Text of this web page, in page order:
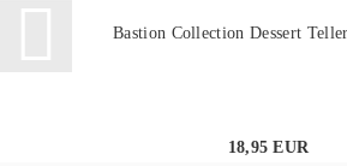
Bastion Collection Dessert
18,95 EUR